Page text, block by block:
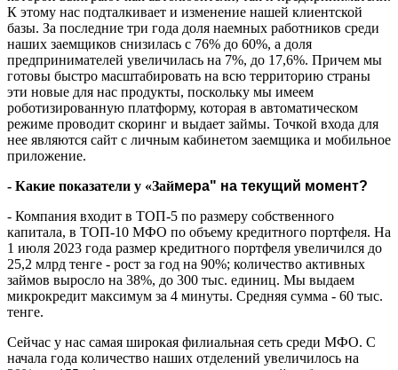
- Секторы автокредитования и кредитования малого и
среднего бизнеса сейчас активно растут. Считаю, что мы как
еще один сильный участник увеличим конкуренцию, от
которой выиграют как автолюбители, так и предприниматели.
К этому нас подталкивает и изменение нашей клиентской
базы. За последние три года доля наемных работников среди
наших заемщиков снизилась с 76% до 60%, а доля
предпринимателей увеличилась на 7%, до 17,6%. Причем мы
готовы быстро масштабировать на всю территорию страны
эти новые для нас продукты, поскольку мы имеем
режиме проводит скоринг и выдает займы. Точкой входа для
приложение.
- Какие показатели у«Займера" на текущий момент?
- Компания входит в ТОП-5 по размеру собственного
капитала, в ТОП-10 МФО по объему кредитного портфеля. На
1 июля 2023 года размер кредитного портфеля увеличился до
займов выросло на 38%, до 300 тыс. единиц. Мы выдаем
микрокредит максимум за 4 минуты. Средняя сумма - 60 тыс.